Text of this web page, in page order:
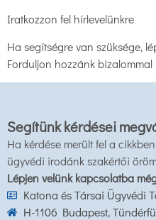
Iratkozzon fel hírlevelünkre
Ha segítségre van szüksége,
Forduljon hozzánk bizalommal
Segítünk kérdései
Ha kérdése merült fel a
ügyvédi irodánk szakértői
Lépjen velünk kapcsolatba
Katona és Társai Ügyvédi
H-1106 Budapest,